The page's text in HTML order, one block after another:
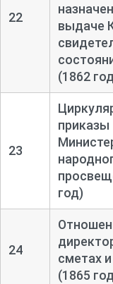
22
выдаче
(1862
23
приказы
год)
24
сметах
(1865